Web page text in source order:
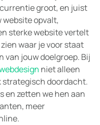
groot, en juist
website opvalt,
sterke website vertelt
waar je voor staat
van jouw doelgroep. Bij
niet alleen
strategisch doordacht.
en zetten we hen aan
meer